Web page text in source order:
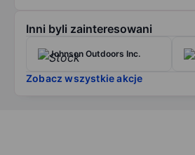
Inni byli zainteresowani
Johnson Outdoors Inc.
Zobacz wszystkie akcje